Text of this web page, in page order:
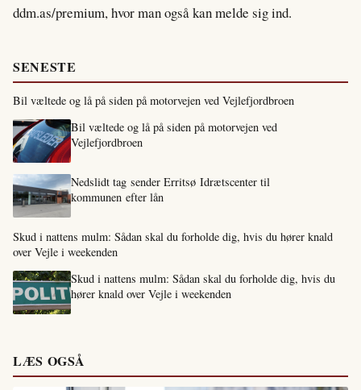
ddm.as/premium, hvor man også kan melde sig ind.
SENESTE
Bil væltede og lå på siden på motorvejen ved Vejlefjordbroen
Bil væltede og lå på siden på motorvejen ved
Vejlefjordbroen
Nedslidt tag sender Erritsø Idrætscenter til
kommunen efter lån
Skud i nattens mulm: Sådan skal du forholde dig, hvis du hører knald
over Vejle i weekenden
Skud i nattens mulm: Sådan skal du forholde dig, hvis du
hører knald over Vejle i weekenden
LÆS OGSÅ